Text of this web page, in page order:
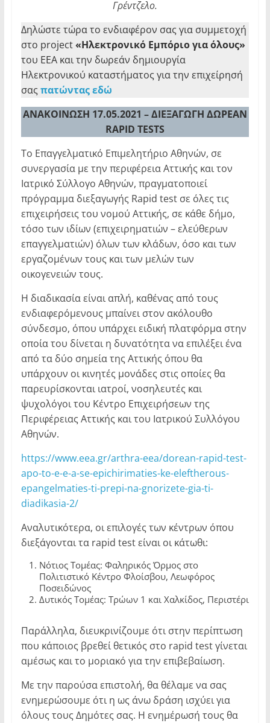
Γρέντζελο.
Δηλώστε τώρα το ενδιαφέρον σας για συμμετοχή
στο project«Ηλεκτρονικό Εμπόριο για όλους»
του ΕΕΑ και την δωρεάν δημιουργία
Ηλεκτρονικού καταστήματος για την επιχείρησή
σας πατώντας εδώ
ΑΝΑΚΟΙΝΩΣΗ 17.05.2021 – ΔΙΕΞΑΓΩΓΗ ΔΩΡΕΑΝ
RAPID TESTS
Το Επαγγελματικό Επιμελητήριο Αθηνών, σε
συνεργασία με την περιφέρεια Αττικής και τον
Ιατρικό Σύλλογο Αθηνών, πραγματοποιεί
πρόγραμμα διεξαγωγής Rapid test σε όλες τις
επιχειρήσεις του νομού Αττικής, σε κάθε δήμο,
τόσο των ιδίων (επιχειρηματιών – ελεύθερων
επαγγελματιών) όλων των κλάδων, όσο και των
εργαζομένων τους και των μελών των
οικογενειών τους.
Η διαδικασία είναι απλή, καθένας από τους
ενδιαφερόμενους μπαίνει στoν ακόλουθο
σύνδεσμο, όπου υπάρχει ειδική πλατφόρμα στην
οποία του δίνεται η δυνατότητα να επιλέξει ένα
από τα δύο σημεία της Αττικής όπου θα
υπάρχουν οι κινητές μονάδες στις οποίες θα
παρευρίσκονται ιατροί, νοσηλευτές και
ψυχολόγοι του Κέντρο Επιχειρήσεων της
Περιφέρειας Αττικής και του Ιατρικού Συλλόγου
Αθηνών.
https://www.eea.gr/arthra-eea/dorean-rapid-test-
apo-to-e-e-a-se-epichirimaties-ke-eleftherous-
epangelmaties-ti-prepi-na-gnorizete-gia-ti-
diadikasia-2/
Αναλυτικότερα, οι επιλογές των κέντρων όπου
διεξάγονται τα rapid test είναι οι κάτωθι:
Νότιος Τομέας: Φαληρικός Όρμος στο
Πολιτιστικό Κέντρο Φλοίσβου, Λεωφόρος
Ποσειδώνος
Δυτικός Τομέας: Τρώων 1 και Χαλκίδος, Περιστέρι
Παράλληλα, διευκρινίζουμε ότι στην περίπτωση
που κάποιος βρεθεί θετικός στο rapid test γίνεται
αμέσως και το μοριακό για την επιβεβαίωση.
Με την παρούσα επιστολή, θα θέλαμε να σας
ενημερώσουμε ότι η ως άνω δράση ισχύει για
όλους τους Δημότες σας. Η ενημέρωσή τους θα